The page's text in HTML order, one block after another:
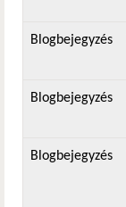
Blogbejegyzés
Blogbejegyzés
Blogbejegyzés